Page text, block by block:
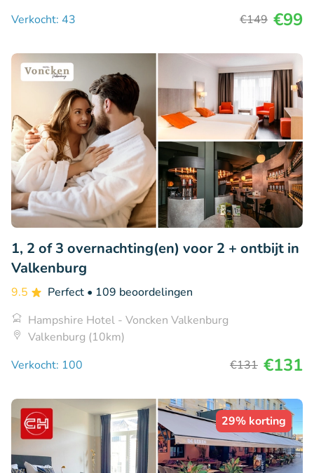
Verkocht: 43
€149 €99
1, 2 of 3 overnachting(en) voor 2 + ontbijt in
Valkenburg
9.5 Perfect • 109 beoordelingen
Hampshire Hotel - Voncken Valkenburg
Valkenburg (10km)
Verkocht: 100
€131 €131
29% korting